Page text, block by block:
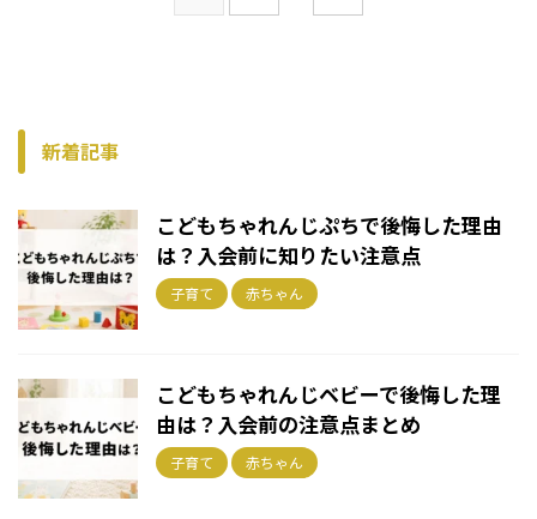
新着記事
こどもちゃれんじぷちで後悔した理由
は？入会前に知りたい注意点
子育て 赤ちゃん
こどもちゃれんじベビーで後悔した理
由は？入会前の注意点まとめ
子育て 赤ちゃん